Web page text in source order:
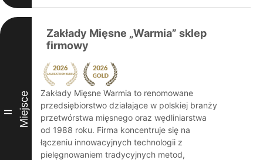
II Miejsce
Zakłady Mięsne „Warmia” sklep
firmowy
Zakłady Mięsne Warmia to renomowane
przedsiębiorstwo działające w polskiej branży
przetwórstwa mięsnego oraz wędliniarstwa
od 1988 roku. Firma koncentruje się na
łączeniu innowacyjnych technologii z
pielęgnowaniem tradycyjnych metod,